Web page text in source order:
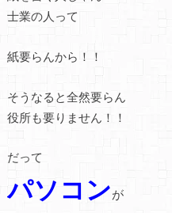
士業の人って
紙要らんから！！
そうなると全然要らん
役所も要りません！！
だって
パソコンが